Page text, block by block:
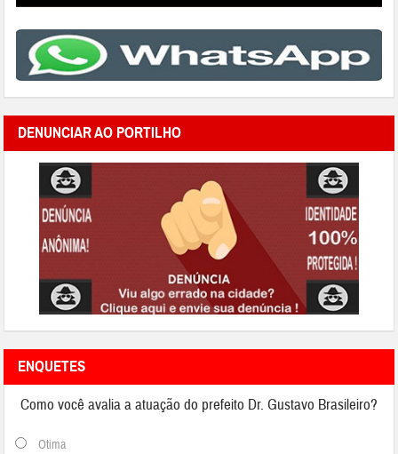
DENUNCIAR AO PORTILHO
ENQUETES
Como você avalia a atuação do prefeito Dr. Gustavo Brasileiro?
Otima